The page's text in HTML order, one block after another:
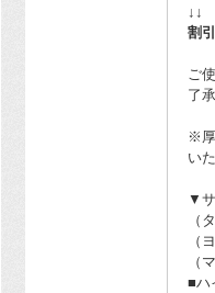
↓↓
割
ご
了
※
い
▼
（
（
（
■ハ